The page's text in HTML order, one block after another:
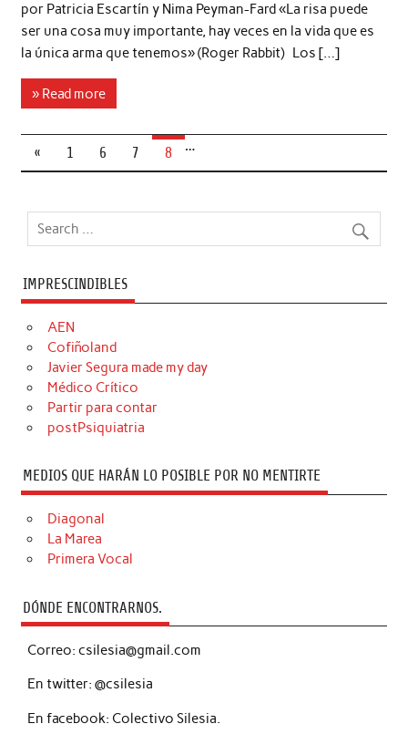
por Patricia Escartín y Nima Peyman-Fard «La risa puede
ser una cosa muy importante, hay veces en la vida que es
la única arma que tenemos» (Roger Rabbit) Los […]
» Read more
« 1 …
6 7 8
IMPRESCINDIBLES
AEN
Cofiñoland
Javier Segura made my day
Médico Crítico
Partir para contar
postPsiquiatria
MEDIOS QUE HARÁN LO POSIBLE POR NO MENTIRTE
Diagonal
La Marea
Primera Vocal
DÓNDE ENCONTRARNOS.
Correo: csilesia@gmail.com
En twitter: @csilesia
En facebook: Colectivo Silesia.